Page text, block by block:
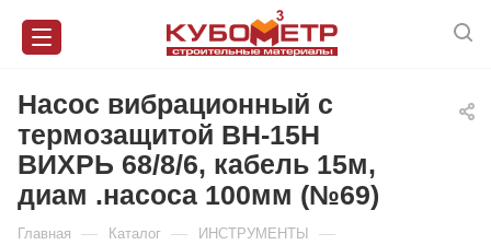
Насос вибрационный с
термозащитой ВН-15Н
ВИХРЬ 68/8/6, кабель 15м,
диам .насоса 100мм (№69)
Главная — Каталог — ИНСТРУМЕНТЫ —